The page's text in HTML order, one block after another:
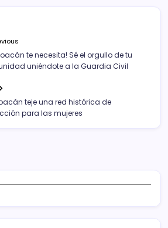
te necesita! Sé el orgullo de tu
uniéndote a la Guardia Civil
teje una red histórica de
para las mujeres